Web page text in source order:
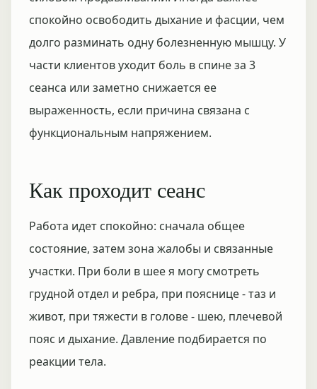
спокойно освободить дыхание и фасции, чем
долго разминать одну болезненную мышцу. У
части клиентов уходит боль в спине за 3
сеанса или заметно снижается ее
выраженность, если причина связана с
функциональным напряжением.
Как проходит сеанс
Работа идет спокойно: сначала общее
состояние, затем зона жалобы и связанные
участки. При боли в шее я могу смотреть
грудной отдел и ребра, при пояснице - таз и
живот, при тяжести в голове - шею, плечевой
пояс и дыхание. Давление подбирается по
реакции тела.